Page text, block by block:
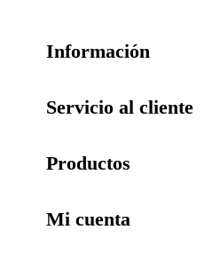
Información
Servicio al cliente
Productos
Mi cuenta